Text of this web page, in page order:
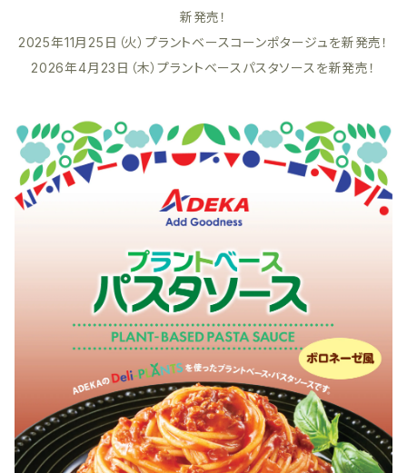
新発売！
2025年11月25日（火）プラントベースコーンポタージュを新発売！
2026年4月23日（木）プラントベースパスタソースを新発売！